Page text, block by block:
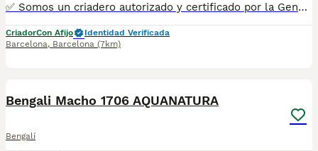
✅ Somos un criadero autorizado y certificado por la Generalitat de Catalunya bajo el número de Núcleo Zoológico G25/00314. PARA MÁS INFORMACIÓN: ☎️ 933095977 📱 685878504 / 674320847 💻 Más fotos y vídeos en nuestra web www.aquanatura.es 🚙 Hacemos envíos 📌 Calle Roger de Flor 45, muy cerca del Arc de Triomf de Barcelona, de Lunes a Sábados. Se entregan con sus vacunas, desparasitados interna y externamente, con microchip y su registro, cartilla sanitaria y contrato de garantías, documentación legal y factura. AQUANATURA
CriadorCon Afijo
Identidad Verificada
Barcelona, Barcelona (7km)
Bengali Macho 1706 AQUANATURA
Bengalí